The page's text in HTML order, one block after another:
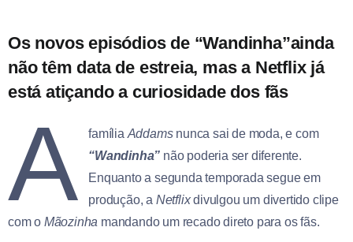
Os novos episódios de “Wandinha”ainda
não têm data de estreia, mas a Netflix já
está atiçando a curiosidade dos fãs
A família Addamsnunca sai de moda, e com
“Wandinha” não poderia ser diferente.
Enquanto a segunda temporada segue em
produção, a Netflixdivulgou um divertido clipe
com o Mãozinha mandando um recado direto para os fãs.